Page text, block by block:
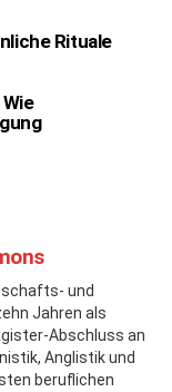
Rituale
und
Jahren als
Abschluss an
Anglistik und
beruflichen